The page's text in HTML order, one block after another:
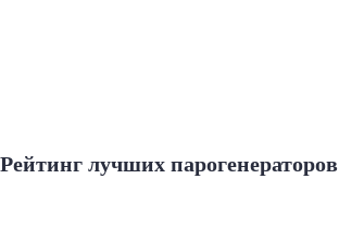
Рейтинг лучших парогенераторов